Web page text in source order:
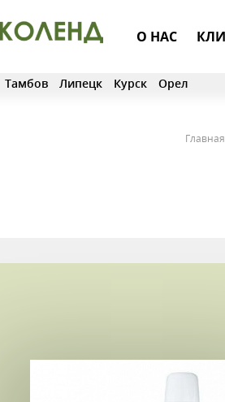
О НАС
Тамбов Липецк Курск Орел
Главная